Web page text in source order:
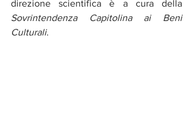
Sovrintendenza Capitolina ai Beni
Culturali.